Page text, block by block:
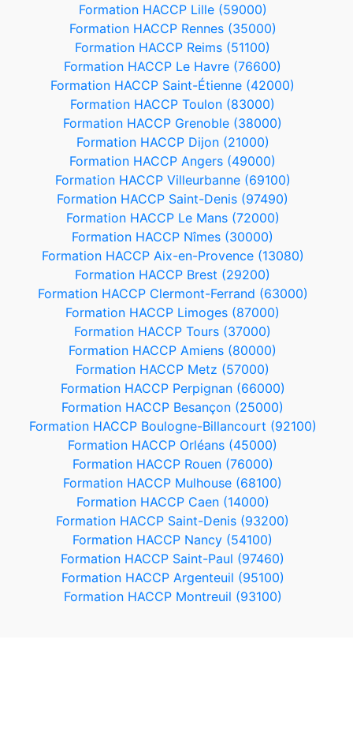
Formation HACCP Lille (59000)
Formation HACCP Rennes (35000)
Formation HACCP Reims (51100)
Formation HACCP Le Havre (76600)
Formation HACCP Saint-Étienne (42000)
Formation HACCP Toulon (83000)
Formation HACCP Grenoble (38000)
Formation HACCP Dijon (21000)
Formation HACCP Angers (49000)
Formation HACCP Villeurbanne (69100)
Formation HACCP Saint-Denis (97490)
Formation HACCP Le Mans (72000)
Formation HACCP Nîmes (30000)
Formation HACCP Aix-en-Provence (13080)
Formation HACCP Brest (29200)
Formation HACCP Clermont-Ferrand (63000)
Formation HACCP Limoges (87000)
Formation HACCP Tours (37000)
Formation HACCP Amiens (80000)
Formation HACCP Metz (57000)
Formation HACCP Perpignan (66000)
Formation HACCP Besançon (25000)
Formation HACCP Boulogne-Billancourt (92100)
Formation HACCP Orléans (45000)
Formation HACCP Rouen (76000)
Formation HACCP Mulhouse (68100)
Formation HACCP Caen (14000)
Formation HACCP Saint-Denis (93200)
Formation HACCP Nancy (54100)
Formation HACCP Saint-Paul (97460)
Formation HACCP Argenteuil (95100)
Formation HACCP Montreuil (93100)